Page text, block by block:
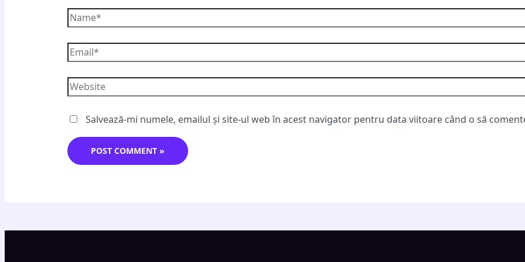
Salvează-mi numele, emailul și site-ul web în acest navigator pentru data viitoare când o să